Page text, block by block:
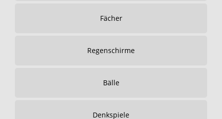
Fächer
Regenschirme
Bälle
Denkspiele